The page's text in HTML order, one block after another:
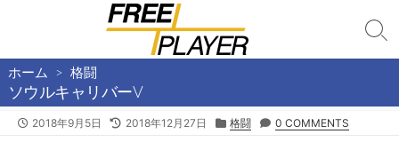
テ
ン
ツ
検
替
ホーム > 格闘
ソウルキャリバーV
公
2018年9月5日
最
2018年12月27日
カ
格闘 0 COMMENTS